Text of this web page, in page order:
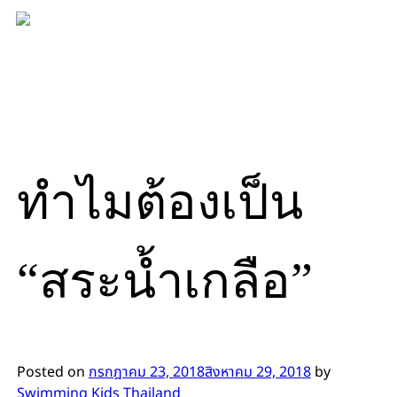
Skip
to
ทำไมต้องเป็น
“สระน้ำเกลือ”
Posted onกรกฎาคม 23, 2018สิงหาคม 29, 2018by